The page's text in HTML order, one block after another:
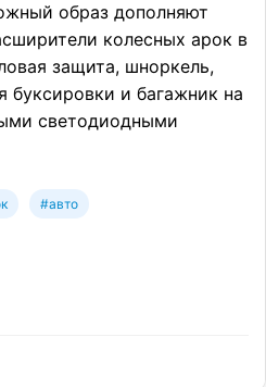
образ дополняют
колесных арок в
защита, шноркель,
буксировки и багажник на
светодиодными
#авто